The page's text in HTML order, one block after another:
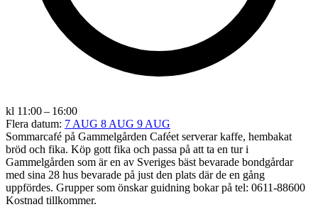
kl 11:00 – 16:00
Flera datum: 7 AUG 8 AUG 9 AUG
Sommarcafé på Gammelgården Caféet serverar kaffe, hembakat
bröd och fika. Köp gott fika och passa på att ta en tur i
Gammelgården som är en av Sveriges bäst bevarade bondgårdar
med sina 28 hus bevarade på just den plats där de en gång
uppfördes. Grupper som önskar guidning bokar på tel: 0611-88600
Kostnad tillkommer.